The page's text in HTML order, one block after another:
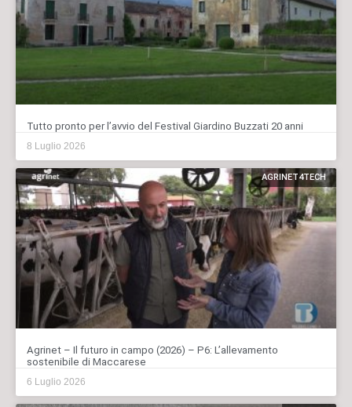
Tutto pronto per l’avvio del Festival Giardino Buzzati 20 anni
8 Luglio 2026
AGRINET4TECH
Agrinet – Il futuro in campo (2026) – P6: L’allevamento
sostenibile di Maccarese
6 Luglio 2026